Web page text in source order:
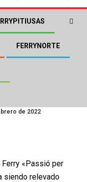
FERRYNORTE
de
de 2022
«Passió per
siendo relevado